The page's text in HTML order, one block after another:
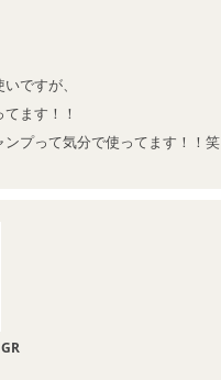
ですが、
ます！！
ンプって気分で使ってます！！笑